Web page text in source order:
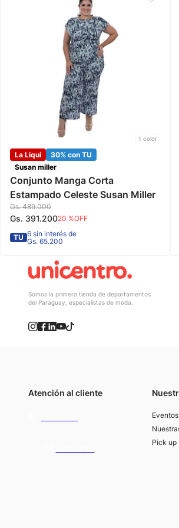
1 color
La Liqui
30% con TU
Susan miller
Conjunto Manga Corta
Estampado Celeste Susan Miller
Gs. 489.000
Gs. 391.20020 %OFF
TU 6 sin interés de
Gs. 65.200
Somos la primera tienda de departamentos
del Paraguay, especialistas de moda.
Atención al cliente
Pick up